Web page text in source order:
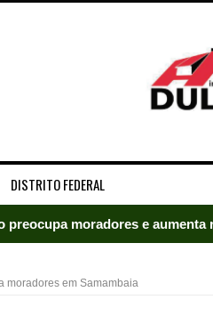
DISTRITO FEDERAL
preocupa moradores e
moradores em Samambaia